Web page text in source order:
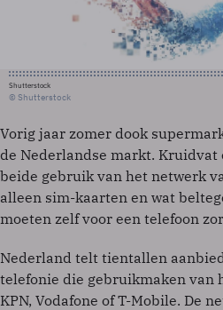
Shutterstock
© Shutterstock
Vorig jaar zomer dook
de Nederlandse markt. Kruidvat
beide gebruik van het netwerk
alleen sim-kaarten en wat
moeten zelf voor een telefoon
Nederland telt tientallen
telefonie die gebruikmaken van
KPN, Vodafone of T-Mobile. De